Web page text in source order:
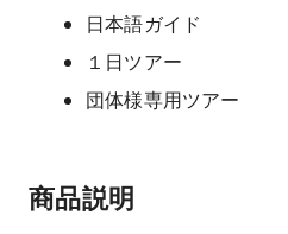
日本語ガイド
１日ツアー
団体様専用ツアー
商品説明